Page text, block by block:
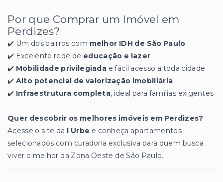
Por que Comprar um Imóvel em
Perdizes?
✔️ Um dos bairros com melhor IDH de São Paulo
✔️ Excelente rede de educação e lazer
✔️ Mobilidade privilegiada e fácil acesso a toda cidade
✔️ Alto potencial de valorização imobiliária
✔️ Infraestrutura completa, ideal para famílias exigentes
Quer descobrir os melhores imóveis em Perdizes?
Acesse o site da I Urbe e conheça apartamentos
selecionados com curadoria exclusiva para quem busca
viver o melhor da Zona Oeste de São Paulo.